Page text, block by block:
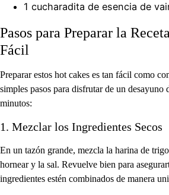
1 cucharadita de esencia de
Pasos para Preparar la
Fácil
Preparar estos hot cakes es tan fácil como
simples pasos para disfrutar de un desayuno
minutos:
1. Mezclar los Ingredientes Secos
En un tazón grande, mezcla la harina de
hornear y la sal. Revuelve bien para
ingredientes estén combinados de manera